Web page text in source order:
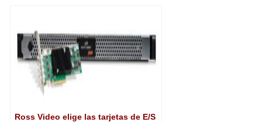
Ross Video elige las tarjetas de E/S